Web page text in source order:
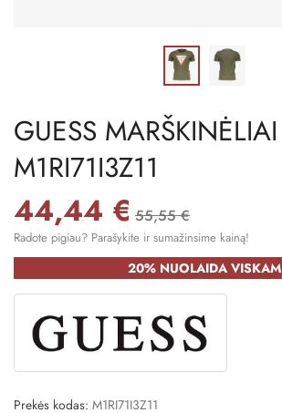
GUESS MARŠKINĖLIAI
M1RI71I3Z11
44,44 € 55,55 €
Radote pigiau? Parašykite ir sumažinsime kainą!
20% NUOLAIDA VISKAM
Prekės kodas: M1RI71I3Z11